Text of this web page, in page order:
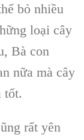
bỏ nhiều
loại cây
Bà con
nữa mà cây
tốt.
rất yên